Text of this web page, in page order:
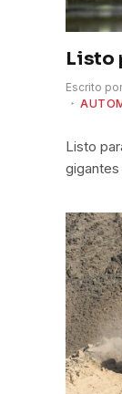
Listo
Escrito por
Listo